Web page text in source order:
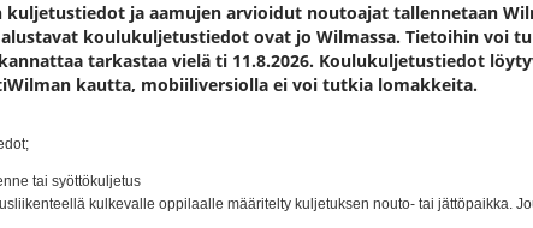
kuljetustiedot ja aamujen arvioidut noutoajat tallennetaan
alustavat koulukuljetustiedot ovat jo Wilmassa. Tietoihin voi
tarkastaa vielä ti 11.8.2026. Koulukuljetustiedot
kautta, mobiiliversiolla ei voi tutkia lomakkeita.